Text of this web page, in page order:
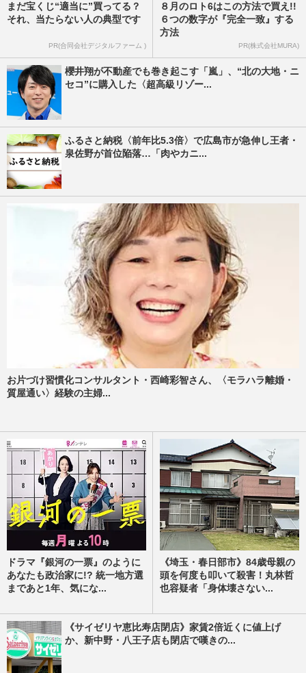
まだ宝くじ“適当に”買ってる？
それ、当たらない人の典型です
PR(合同会社デジタルファーム )
８月のロト6はこの方法で買え!!
６つの数字が『完全一致』する
方法
PR(株式会社MURA)
櫻井翔が不動産でも巻き起こす「嵐」、“北の大地・ニ
セコ”に購入した〈超高級リゾー...
ふるさと納税〈前年比5.3倍〉で広島市が急伸し王者・
泉佐野が首位陥落…「肉やカニ...
お片づけ習慣化コンサルタント・西崎彩智さん、〈モラハラ離婚・
質屋通い〉経験の主婦...
ドラマ『銀河の一票』のように
あなたも政治家に!? 統一地方選
まであと1年、気にな...
《埼玉・春日部市》84歳母親の
頭を何度も叩いて殺害！丸林哲
也容疑者「身体壊さない...
《サイゼリヤ恵比寿店閉店》家賃2倍近くに値上げ
か、新中野・八王子店も閉店で嘆きの...